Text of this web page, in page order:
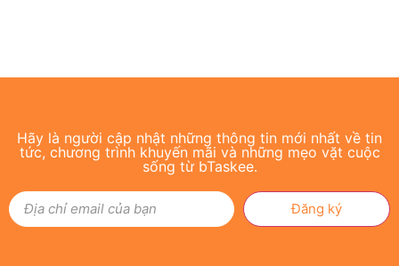
Hãy là người cập nhật những thông tin mới nhất về tin
tức, chương trình khuyến mãi và những mẹo vặt cuộc
sống từ bTaskee.
Đăng ký